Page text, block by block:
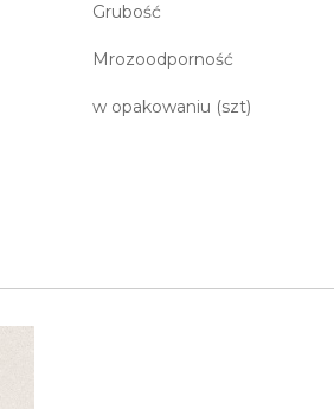
Grubość
Mrozoodporność
w opakowaniu (szt)